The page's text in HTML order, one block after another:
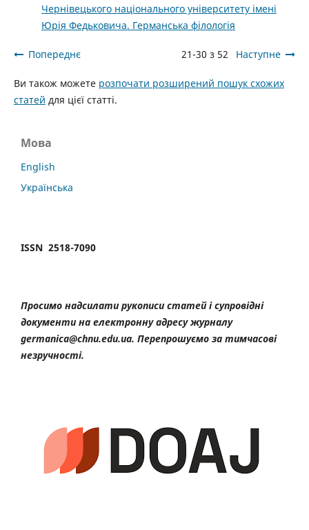
Чернівецького національного університету імені
Юрія Федьковича. Германська філологія
Попереднє 21-30 з 52 Наступне
Ви також можете розпочати розширений пошук схожих
статей для цієї статті.
Мова
English
Українська
ISSN 2518-7090
Просимо надсилати рукописи статей і супровідні
документи на електронну адресу журналу
germanica@chnu.edu.ua. Перепрошуємо за тимчасові
незручності.